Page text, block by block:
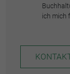
ich mich